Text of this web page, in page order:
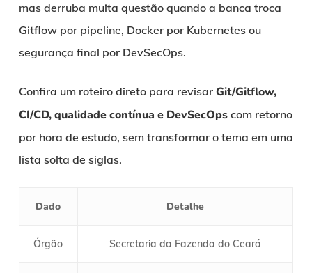
mas derruba muita questão quando a banca troca
Gitflow por pipeline, Docker por Kubernetes ou
segurança final por DevSecOps.
Confira um roteiro direto para revisar Git/Gitflow,
CI/CD, qualidade contínua e DevSecOpscom retorno
por hora de estudo, sem transformar o tema em uma
lista solta de siglas.
Dado Detalhe
Órgão Secretaria da Fazenda do Ceará